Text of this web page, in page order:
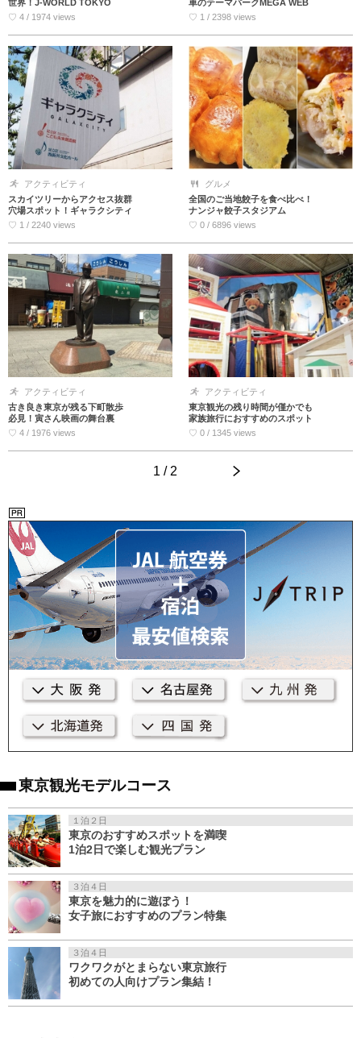
世界！J-WORLD TOKYO
♡ 4 / 1974 views
車のテーマパークMEGA WEB
♡ 1 / 2398 views
アクティビティ
スカイツリーからアクセス抜群
穴場スポット！ギャラクシティ
♡ 1 / 2240 views
グルメ
全国のご当地餃子を食べ比べ！
ナンジャ餃子スタジアム
♡ 0 / 6896 views
アクティビティ
古き良き東京が残る下町散歩
必見！寅さん映画の舞台裏
♡ 4 / 1976 views
アクティビティ
東京観光の残り時間が僅かでも
家族旅行におすすめのスポット
♡ 0 / 1345 views
1 / 2
東京観光モデルコース
１泊２日
東京のおすすめスポットを満喫
1泊2日で楽しむ観光プラン
３泊４日
東京を魅力的に遊ぼう！
女子旅におすすめのプラン特集
３泊４日
ワクワクがとまらない東京旅行
初めての人向けプラン集結！